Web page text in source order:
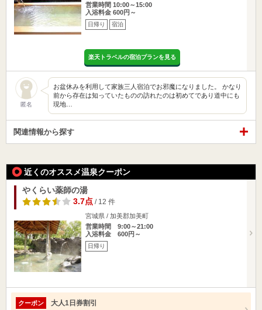
営業時間 10:00～15:00
入浴料金 600円～
日帰り 宿泊
楽天トラベルの宿泊プランを見る
匿名
お盆休みを利用して家族三人宿泊でお邪魔になりました。 かなり
前から存在は知っていたものの訪れたのは初めてであり道中にも
現地…
関連情報から探す
近くのオススメ温泉クーポン
やくらい薬師の湯
3.7点/ 12 件
宮城県 / 加美郡加美町
営業時間 9:00～21:00
入浴料金 600円～
日帰り
クーポン 大人1日券割引